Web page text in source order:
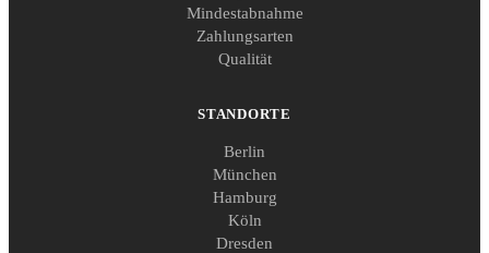
Mindestabnahme
Zahlungsarten
Qualität
STANDORTE
Berlin
München
Hamburg
Köln
Dresden